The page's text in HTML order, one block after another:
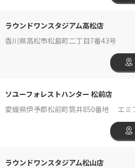
ラウンドワンスタジアム高松店
香川県高松市松島町二丁目7番43号
ソユーフォレストハンター 松前店
愛媛県伊予郡松前町筒井850番地 エミ
ラウンドワンスタジアム松山店